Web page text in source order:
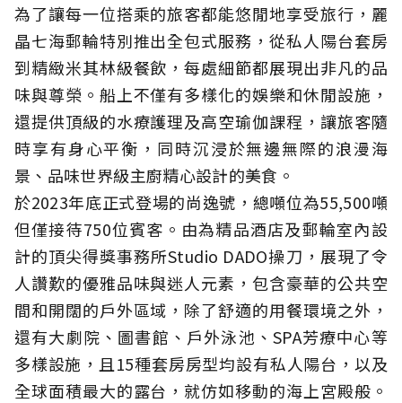
為了讓每一位搭乘的旅客都能悠閒地享受旅行，麗
晶七海郵輪特別推出全包式服務，從私人陽台套房
到精緻米其林級餐飲，每處細節都展現出非凡的品
味與尊榮。船上不僅有多樣化的娛樂和休閒設施，
還提供頂級的水療護理及高空瑜伽課程，讓旅客隨
時享有身心平衡，同時沉浸於無邊無際的浪漫海
景、品味世界級主廚精心設計的美食。
於2023年底正式登場的尚逸號，總噸位為55,500噸
但僅接待750位賓客。由為精品酒店及郵輪室內設
計的頂尖得獎事務所Studio DADO操刀，展現了令
人讚歎的優雅品味與迷人元素，包含豪華的公共空
間和開闊的戶外區域，除了舒適的用餐環境之外，
還有大劇院、圖書館、戶外泳池、SPA芳療中心等
多樣設施，且15種套房房型均設有私人陽台，以及
全球面積最大的露台，就仿如移動的海上宮殿般。